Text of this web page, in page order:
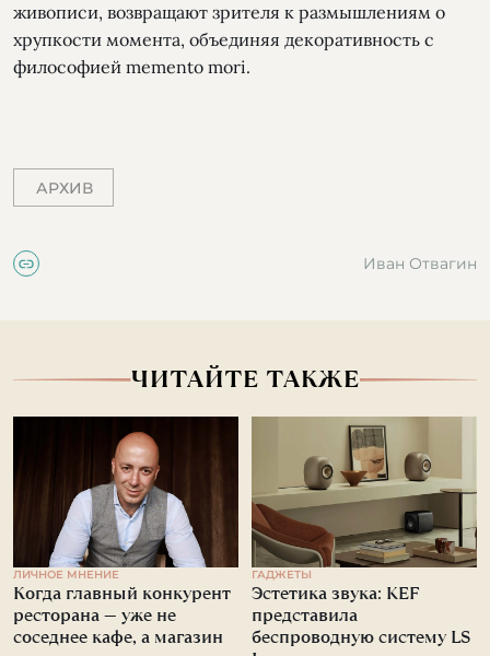
живописи, возвращают зрителя к размышлениям о
хрупкости момента, объединяя декоративность с
философией memento mori.
АРХИВ
Иван Отвагин
ЧИТАЙТЕ ТАКЖЕ
ЛИЧНОЕ МНЕНИЕ
Когда главный конкурент
ресторана — уже не
соседнее кафе, а магазин
ГАДЖЕТЫ
Эстетика звука: KEF
представила
беспроводную систему LS